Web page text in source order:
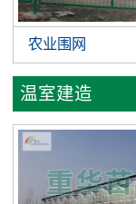
农业围网
温室建造